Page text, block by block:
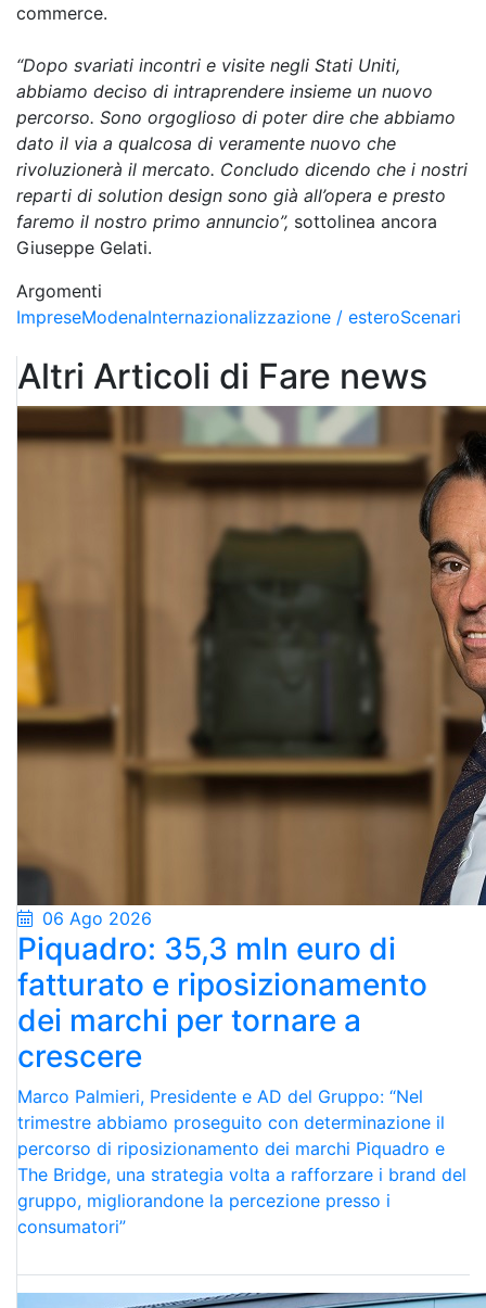
commerce.
“Dopo svariati incontri e visite negli Stati Uniti,
abbiamo deciso di intraprendere insieme un nuovo
percorso. Sono orgoglioso di poter dire che abbiamo
dato il via a qualcosa di veramente nuovo che
rivoluzionerà il mercato. Concludo dicendo che i nostri
reparti di solution design sono già all’opera e presto
faremo il nostro primo annuncio”, sottolinea ancora
Giuseppe Gelati.
Argomenti
ImpreseModenaInternazionalizzazione / esteroScenari
Altri Articoli di Fare news
06 Ago 2026
Piquadro: 35,3 mln euro di
fatturato e riposizionamento
dei marchi per tornare a
crescere
Marco Palmieri, Presidente e AD del Gruppo: “Nel
trimestre abbiamo proseguito con determinazione il
percorso di riposizionamento dei marchi Piquadro e
The Bridge, una strategia volta a rafforzare i brand del
gruppo, migliorandone la percezione presso i
consumatori”